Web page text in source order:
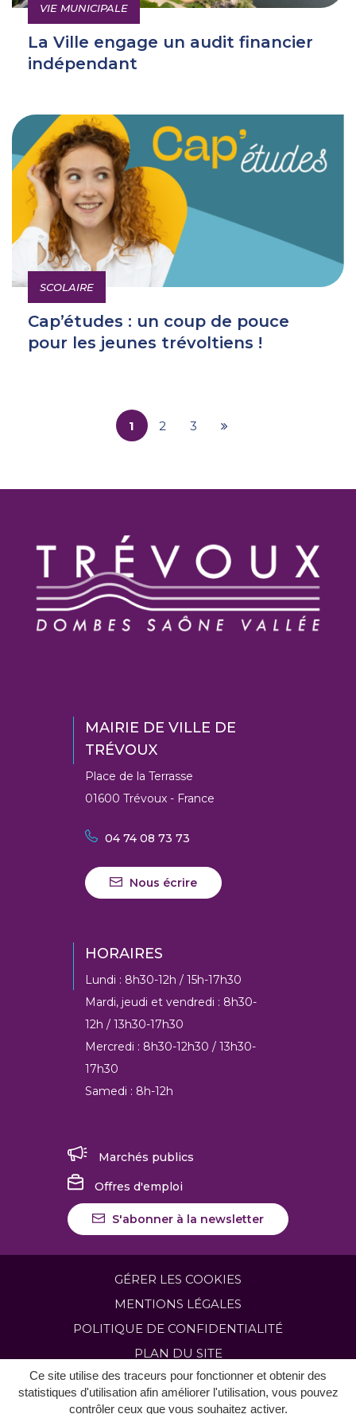
Ce site utilise des traceurs pour fonctionner et obtenir des
statistiques d'utilisation afin améliorer l'utilisation, vous pouvez
contrôler ceux que vous souhaitez activer.
VIE MUNICIPALE
La Ville engage un audit financier
indépendant
SCOLAIRE
Cap’études : un coup de pouce
pour les jeunes trévoltiens !
1 2 3
Page
MAIRIE DE VILLE DE
TRÉVOUX
Place de la Terrasse
01600 Trévoux - France
04 74 08 73 73
Nous écrire
HORAIRES
Lundi : 8h30-12h / 15h-17h30
Mardi, jeudi et vendredi : 8h30-
12h / 13h30-17h30
Mercredi : 8h30-12h30 / 13h30-
17h30
Samedi : 8h-12h
Marchés publics
Offres d'emploi
S'abonner à la newsletter
GÉRER LES COOKIES
MENTIONS LÉGALES
POLITIQUE DE CONFIDENTIALITÉ
PLAN DU SITE
ACCESSIBILITÉ: NON CONFORME